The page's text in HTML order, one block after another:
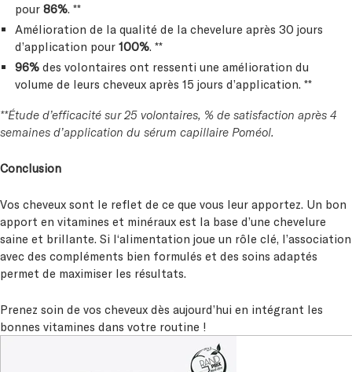
pour 86%. **
Amélioration de la qualité de la chevelure après 30 jours
d’application pour 100%. **
96%des volontaires ont ressenti une amélioration du
volume de leurs cheveux après 15 jours d’application. **
**Étude d’efficacité sur 25 volontaires, % de satisfaction après 4
semaines d’application du sérum capillaire Poméol.
Conclusion
Vos cheveux sont le reflet de ce que vous leur apportez. Un bon
apport en vitamines et minéraux est la base d’une chevelure
saine et brillante. Si l‘alimentation joue un rôle clé, l’association
avec des compléments bien formulés et des soins adaptés
permet de maximiser les résultats.
Prenez soin de vos cheveux dès aujourd’hui en intégrant les
bonnes vitamines dans votre routine !